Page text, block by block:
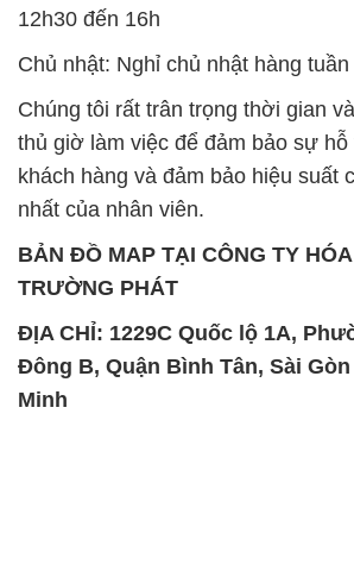
12h30 đến 16h
Chủ nhật: Nghỉ chủ nhật hàng tuần
Chúng tôi rất trân trọng thời gian
thủ giờ làm việc để đảm bảo sự
khách hàng và đảm bảo hiệu suất
nhất của nhân viên.
BẢN ĐỒ MAP TẠI CÔNG TY
TRƯỜNG PHÁT
ĐỊA CHỈ: 1229C Quốc lộ 1A,
Đông B, Quận Bình Tân, Sài Gòn
Minh